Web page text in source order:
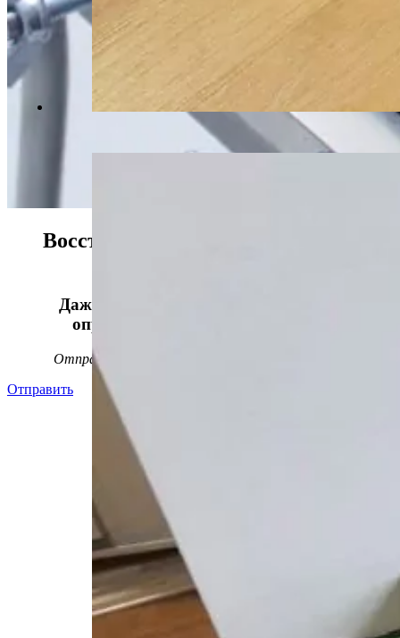
Восстанавливаем данные в 98%
Даже, если носитель информации не
определяется, стучит или пищит.
Отправьте заявку на
Отправить